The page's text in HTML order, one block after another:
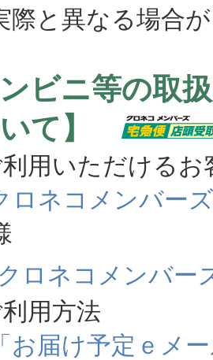
と異なる場合が
ンビニ等の取
て】
用いただけるお
ロネコメンバーズ
クロネコメンバー
用方法
「お届け予定ｅメ